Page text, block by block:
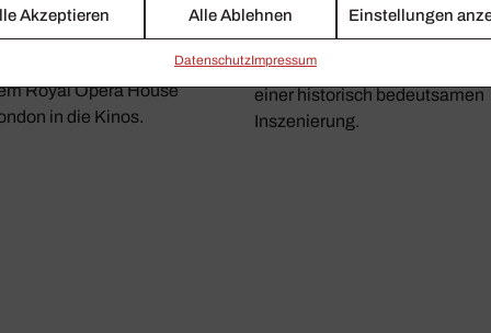
Akzeptieren Alle Ablehnen Einstellungen
Daten­schutzImpressum
als Herzog Albrecht
Marianela Nuñez als
ab 20. Oktober 2020 aus
Royal Opera House
in die Kinos.
deutschen Kinos und als
Aufzeichnung gezeigt. Zu
gibt es ein grandioses Ballett in
einer historisch bedeutsamen
Inszenierung.